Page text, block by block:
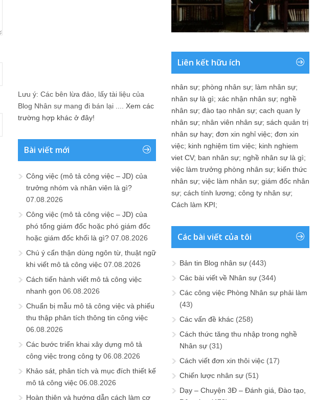
Lưu ý: Các bên lừa đảo, lấy tài liệu của
Blog Nhân sự mang đi bán lại .... Xem các
trường hợp khác ở đây!
Bài viết mới
Công việc (mô tả công việc – JD) của
trưởng nhóm và nhân viên là gì?
07.08.2026
Công việc (mô tả công việc – JD) của
phó tổng giám đốc hoặc phó giám đốc
hoặc giám đốc khối là gì? 07.08.2026
Chú ý cẩn thận dùng ngôn từ, thuật ngữ
khi viết mô tả công việc 07.08.2026
Cách tiến hành viết mô tả công việc
nhanh gọn 06.08.2026
Chuẩn bị mẫu mô tả công việc và phiếu
thu thập phân tích thông tin công việc
06.08.2026
Các bước triển khai xây dựng mô tả
công việc trong công ty 06.08.2026
Khảo sát, phân tích và mục đích thiết kế
mô tả công việc 06.08.2026
Hoàn thiện và hướng dẫn cách làm cơ
Liên kết hữu ích
nhân sự; phòng nhân sự; làm nhân sự;
nhân sự là gì; xác nhận nhân sự; nghề
nhân sự; đào tạo nhân sự; cach quan ly
nhân sự; nhân viên nhân sự; sách quản trị
nhân sự hay; đơn xin nghỉ việc; đơn xin
việc; kinh nghiệm tìm việc; kinh nghiem
viet CV; ban nhân sự; nghề nhân sự là gì;
việc làm trưởng phòng nhân sự; kiến thức
nhân sự; việc làm nhân sự; giám đốc nhân
sự; cách tính lương; công ty nhân sự;
Cách làm KPI;
Các bài viết của tôi
Bản tin Blog nhân sự (443)
Các bài viết về Nhân sự (344)
Các công việc Phòng Nhân sự phải làm
(43)
Các vấn đề khác (258)
Cách thức tăng thu nhập trong nghề
Nhân sự (31)
Cách viết đơn xin thôi việc (17)
Chiến lược nhân sự (51)
Dạy – Chuyện 3Đ – Đánh giá, Đào tạo,